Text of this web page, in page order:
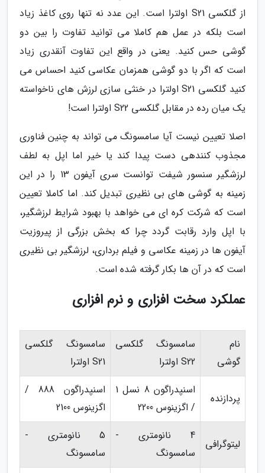
از گلکسی S21 اولترا است. این عدد نه تنها روی کاغذ زیاد
است بلکه در عمل هم کاملا می توانید تفاوت را بین دو
گوشی حس کنید. یعنی در واقع این تفاوت آنقدری زیاد
است که اگر با دو گوشی همزمان عکاسی کنید احساس می
کنید گلکسی S21 اولترا در خنثی سازی لرزش های ناخواسته
یک میان رده در مقابل گلکسی S22 اولترا است!
اصلا تعیین نیست آیا سامسونگ می تواند به چنین فناوری
مجذوب کنندهی دست پیدا کند یا خیر اما اپل به لطف
لرزشگیر سنسور شیفت توانست سری آیفون 13 را در این
زمینه به گوشی های بی نظیری تبدیل کند. اما کاملا تعیین
است که شرکت کره ای می خواهد با بهبود شرایط لرزشگیر،
با اپل وارد رقابت گردد چرا که بخش بزرگی از پیروزیت
آیفون ها در زمینه عکاسی و فیلم برداری، لرزشگیر بی نظیری
است که در آن ها بکار گرفته شده است.
عملکرد سخت افزاری و نرم افزاری
نام
گوشی
سامسونگ گلکسی
S22 اولترا
سامسونگ گلکسی
S21 اولترا
پردازنده
اسنپدراگون 8 نسل 1
/ اگزینوس 2200
اسنپدراگون 888 /
اگزینوس 2100
لیتوگرافی
4 نانومتری -
سامسونگ
5 نانومتری -
سامسونگ